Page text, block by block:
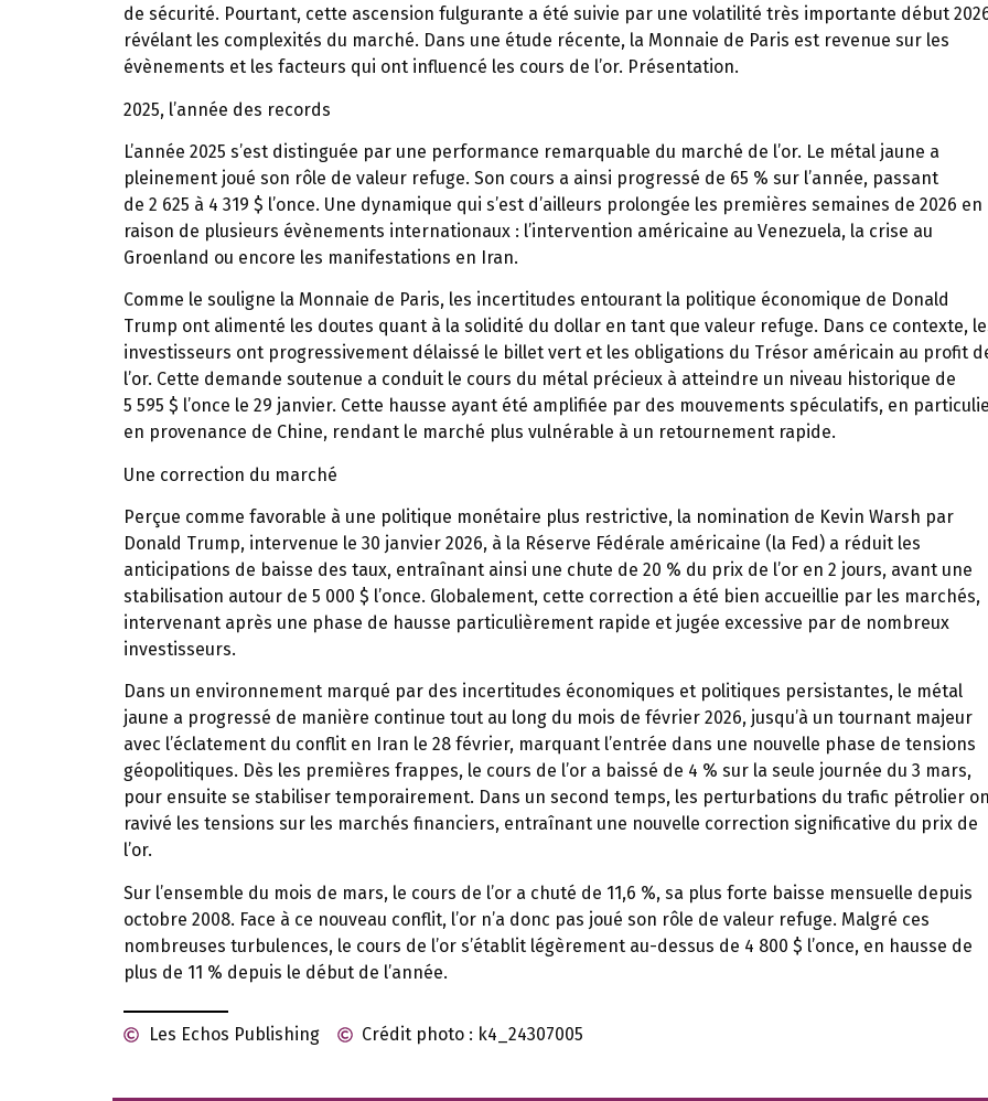
de sécurité. Pourtant, cette ascension fulgurante a été suivie par une volatilité très importante début
révélant les complexités du marché. Dans une étude récente, la Monnaie de Paris est revenue sur les
évènements et les facteurs qui ont influencé les cours de l’or. Présentation.
2025, l’année des records
L’année 2025 s’est distinguée par une performance remarquable du marché de l’or. Le métal jaune a
pleinement joué son rôle de valeur refuge. Son cours a ainsi progressé de 65 % sur l’année, passant
de 2 625 à 4 319 $ l’once. Une dynamique qui s’est d’ailleurs prolongée les premières semaines de 2026 en
raison de plusieurs évènements internationaux : l’intervention américaine au Venezuela, la crise au
Groenland ou encore les manifestations en Iran.
Comme le souligne la Monnaie de Paris, les incertitudes entourant la politique économique de Donald
Trump ont alimenté les doutes quant à la solidité du dollar en tant que valeur refuge. Dans ce contexte,
investisseurs ont progressivement délaissé le billet vert et les obligations du Trésor américain au profit
l’or. Cette demande soutenue a conduit le cours du métal précieux à atteindre un niveau historique de
5 595 $ l’once le 29 janvier. Cette hausse ayant été amplifiée par des mouvements spéculatifs, en
en provenance de Chine, rendant le marché plus vulnérable à un retournement rapide.
Une correction du marché
Perçue comme favorable à une politique monétaire plus restrictive, la nomination de Kevin Warsh par
Donald Trump, intervenue le 30 janvier 2026, à la Réserve Fédérale américaine (la Fed) a réduit les
anticipations de baisse des taux, entraînant ainsi une chute de 20 % du prix de l’or en 2 jours, avant une
stabilisation autour de 5 000 $ l’once. Globalement, cette correction a été bien accueillie par les marchés,
intervenant après une phase de hausse particulièrement rapide et jugée excessive par de nombreux
investisseurs.
Dans un environnement marqué par des incertitudes économiques et politiques persistantes, le métal
jaune a progressé de manière continue tout au long du mois de février 2026, jusqu’à un tournant majeur
avec l’éclatement du conflit en Iran le 28 février, marquant l’entrée dans une nouvelle phase de tensions
géopolitiques. Dès les premières frappes, le cours de l’or a baissé de 4 % sur la seule journée du 3 mars,
pour ensuite se stabiliser temporairement. Dans un second temps, les perturbations du trafic pétrolier
ravivé les tensions sur les marchés financiers, entraînant une nouvelle correction significative du prix de
l’or.
Sur l’ensemble du mois de mars, le cours de l’or a chuté de 11,6 %, sa plus forte baisse mensuelle depuis
octobre 2008. Face à ce nouveau conflit, l’or n’a donc pas joué son rôle de valeur refuge. Malgré ces
nombreuses turbulences, le cours de l’or s’établit légèrement au-dessus de 4 800 $ l’once, en hausse de
plus de 11 % depuis le début de l’année.
Les Echos Publishing Crédit photo : k4_24307005